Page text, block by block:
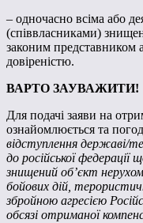
– одночасно всіма або
(співвласниками)
законим
довіреністю.
ВАРТО ЗАУВАЖИТИ!
Для подачі заяви на
ознайомлюється та
відступлення державі/
до російської федерації
знищений об’єкт
бойових дій,
збройною агресією
обсязі отриманої